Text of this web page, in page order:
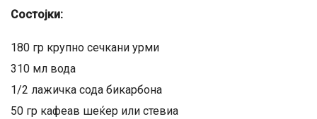
Состојки:
180 гр крупно сечкани урми
310 мл вода
1/2 лажичка сода бикарбона
50 гр кафеав шеќер или стевиа